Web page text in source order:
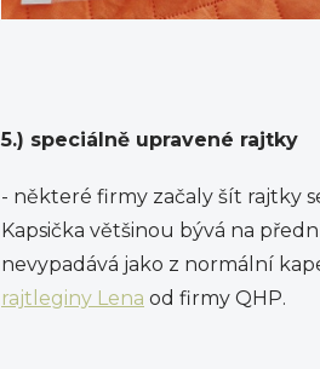
5.) speciálně upravené rajtky
- některé firmy začaly šít rajtky
Kapsička většinou bývá na
nevypadává jako z normální
rajtleginy Lena od firmy QHP.